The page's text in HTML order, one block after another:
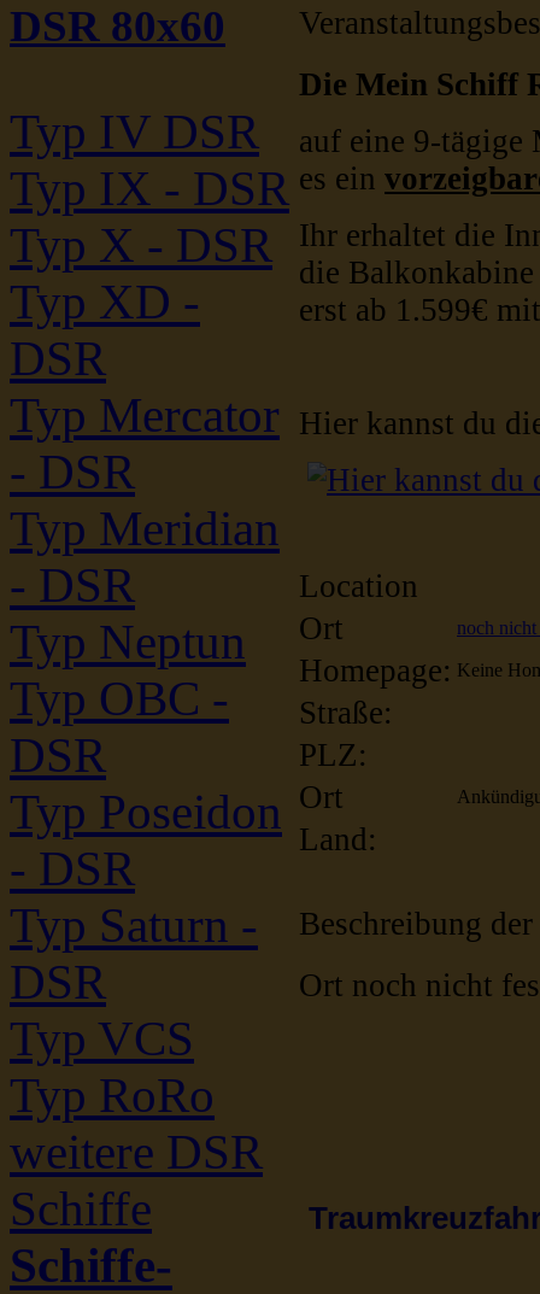
DSR 80x60
Typ IV DSR
Typ IX - DSR
Typ X - DSR
Typ XD -
DSR
Typ Mercator
- DSR
Typ Meridian
- DSR
Typ Neptun
Typ OBC -
DSR
Typ Poseidon
- DSR
Typ Saturn -
DSR
Typ VCS
Typ RoRo
weitere DSR
Schiffe
Schiffe-
Die Mein Schiff
auf eine 9-
es ein
Ihr erhaltet die
die
erst ab 1.599€
Hier kannst du
Location
Ort
noch
Homepage: Keine
Straße:
PLZ:
Ort
Land:
Beschreibung
Ort noch nicht